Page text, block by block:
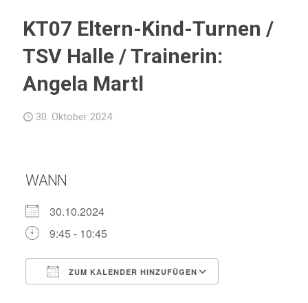
KT07 Eltern-Kind-Turnen /
TSV Halle / Trainerin:
Angela Martl
30. Oktober 2024
WANN
30.10.2024
9:45 - 10:45
ZUM KALENDER HINZUFÜGEN